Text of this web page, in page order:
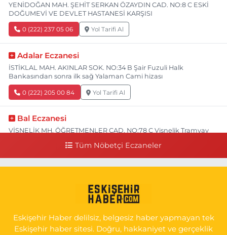
YENİDOĞAN MAH. ŞEHİT SERKAN ÖZAYDIN CAD. NO:8 C ESKİ
DOĞUMEVİ VE DEVLET HASTANESİ KARŞISI
0 (222) 237 05 06 Yol Tarifi Al
Adalar Eczanesi
İSTİKLAL MAH. AKINLAR SOK. NO:34 B Şair Fuzuli Halk
Bankasından sonra ilk sağ Yalaman Cami hizası
0 (222) 205 00 84 Yol Tarifi Al
Bal Eczanesi
VİŞNELİK MH. ÖĞRETMENLER CAD. NO:78 C Vişnelik Tramvay
NUH'UN GEMİSİ Veteriner Kliniğinin yanı,ı
GÜLTEPE MAH. HALK CAD. NO:107 C
0 (222) 250 40 50 Yol Tarifi Al
Tüm Nöbetçi Eczaneler
Eskişehir Haber delilsiz, belgesiz haber yapmayan tek
Eskişehir haber sitesi. Doğru, hakkaniyet ve gerçeklik